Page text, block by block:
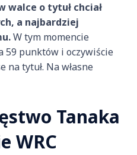
walce o tytuł chciał
a najbardziej
W tym momencie
59 punktów i oczywiście
na tytuł. Na własne
Tanaka
WRC